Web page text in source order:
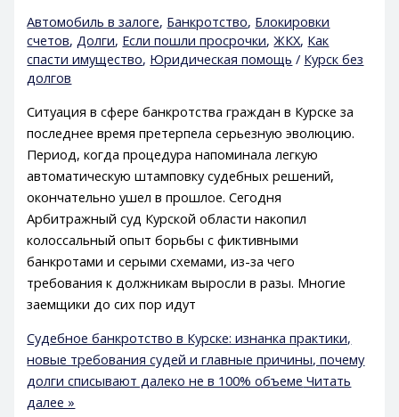
Автомобиль в залоге, Банкротство, Блокировки
счетов,Долги, Если пошли просрочки,ЖКХ, Как
спасти имущество, Юридическая помощь / Курск без
долгов
Ситуация в сфере банкротства граждан в Курске за
последнее время претерпела серьезную эволюцию.
Период, когда процедура напоминала легкую
автоматическую штамповку судебных решений,
окончательно ушел в прошлое. Сегодня
Арбитражный суд Курской области накопил
колоссальный опыт борьбы с фиктивными
банкротами и серыми схемами, из-за чего
требования к должникам выросли в разы. Многие
заемщики до сих пор идут
Судебное банкротство в Курске: изнанка практики,
новые требования судей и главные причины, почему
долги списывают далеко не в 100% объеме Читать
далее »